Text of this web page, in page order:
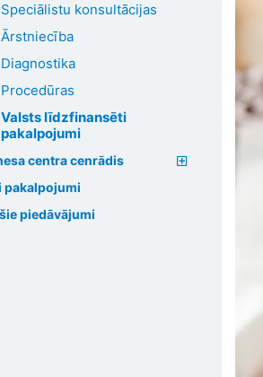
Speciālistu konsultācijas
Ārstniecība
Diagnostika
Procedūras
Valsts līdzfinansēti
pakalpojumi
centra cenrādis
pakalpojumi
piedāvājumi